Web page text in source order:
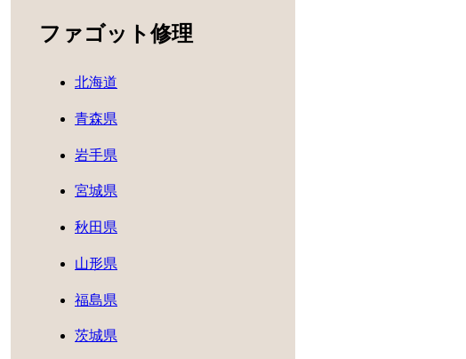
ファゴット修理
北海道
青森県
岩手県
宮城県
秋田県
山形県
福島県
茨城県